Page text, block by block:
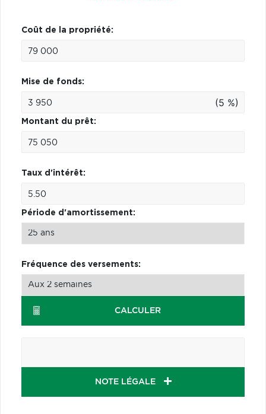
Coût de la propriété:
Mise de fonds:
(5 %)
Montant du prêt:
Taux d'intérêt:
Période d'amortissement:
Fréquence des versements:
CALCULER
NOTE LÉGALE